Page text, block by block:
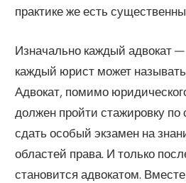
практике же есть
Изначально каждый адвокат
каждый юрист может
Адвокат, помимо
должен пройти стажировку по
сдать особый экзамен на
областей права. И только
становится адвокатом.